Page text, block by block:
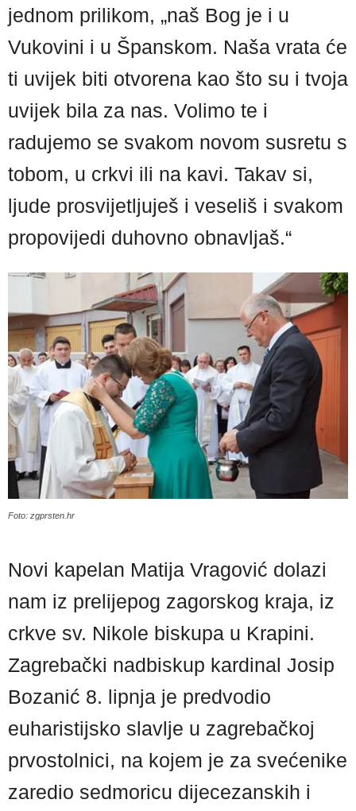
jednom prilikom, „naš Bog je i u
Vukovini i u Španskom. Naša vrata će
ti uvijek biti otvorena kao što su i tvoja
uvijek bila za nas. Volimo te i
radujemo se svakom novom susretu s
tobom, u crkvi ili na kavi. Takav si,
ljude prosvijetljuješ i veseliš i svakom
propovijedi duhovno obnavljaš.“
Foto: zgprsten.hr
Novi kapelan Matija Vragović dolazi
nam iz prelijepog zagorskog kraja, iz
crkve sv. Nikole biskupa u Krapini.
Zagrebački nadbiskup kardinal Josip
Bozanić 8. lipnja je predvodio
euharistijsko slavlje u zagrebačkoj
prvostolnici, na kojem je za svećenike
zaredio sedmoricu dijecezanskih i